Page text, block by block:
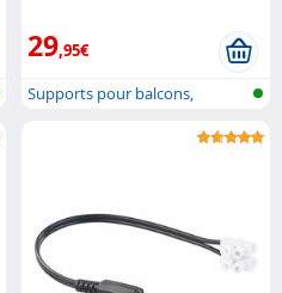
29,95€
Supports pour balcons,